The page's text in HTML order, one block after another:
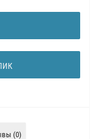
(0)